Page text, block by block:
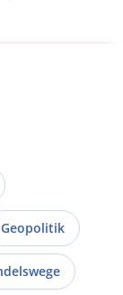
Geopolitik